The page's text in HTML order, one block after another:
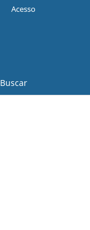
Buscar
Acesso